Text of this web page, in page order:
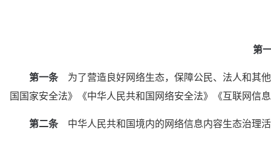
第
第一条 为了营造良好网络生态，保障公民、法人和其
国国家安全法》《中华人民共和国网络安全法》《互联网信
第二条 中华人民共和国境内的网络信息内容生态治理